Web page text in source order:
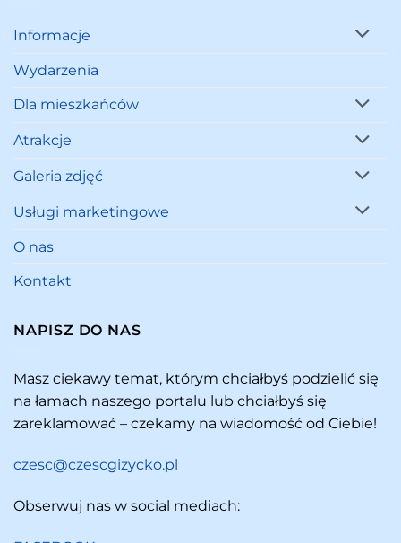
Informacje
Wydarzenia
Dla mieszkańców
Atrakcje
Galeria zdjęć
Usługi marketingowe
O nas
Kontakt
NAPISZ DO NAS
Masz ciekawy temat, którym chciałbyś podzielić się
na łamach naszego portalu lub chciałbyś się
zareklamować – czekamy na wiadomość od Ciebie!
czesc@czescgizycko.pl
Obserwuj nas w social mediach: